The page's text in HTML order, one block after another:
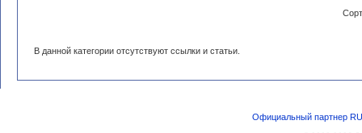
В данной категории отсутствуют ссылки и статьи.
Официальный партнер